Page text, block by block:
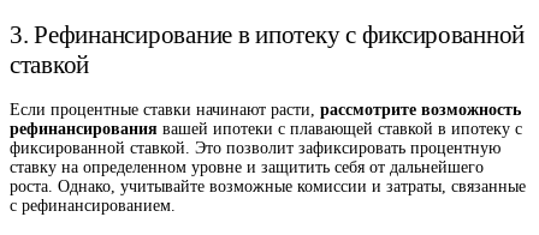
3. Рефинансирование в ипотеку с фиксированной
ставкой
Если процентные ставки начинают расти, рассмотрите возможность
рефинансирования вашей ипотеки с плавающей ставкой в ипотеку с
фиксированной ставкой. Это позволит зафиксировать процентную
ставку на определенном уровне и защитить себя от дальнейшего
роста. Однако, учитывайте возможные комиссии и затраты, связанные
с рефинансированием.